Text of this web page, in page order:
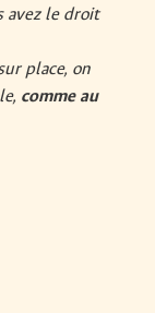
avez le droit
place, on
comme au